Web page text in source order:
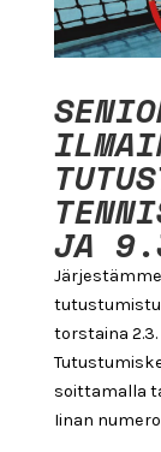
JA
torstaina 2.3.
soittamalla
Iinan